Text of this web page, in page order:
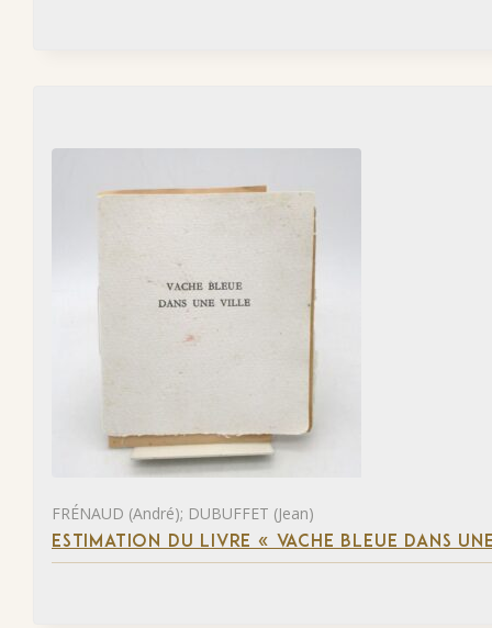
FRÉNAUD (André); DUBUFFET (Jean)
ESTIMATION DU LIVRE « VACHE BLEUE DANS